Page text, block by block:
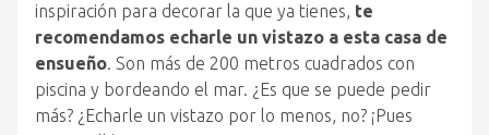
inspiración para decorar la que ya tienes, te
recomendamos echarle un vistazo a esta casa de
ensueño. Son más de 200 metros cuadrados con
piscina y bordeando el mar. ¿Es que se puede pedir
más? ¿Echarle un vistazo por lo menos, no? ¡Pues